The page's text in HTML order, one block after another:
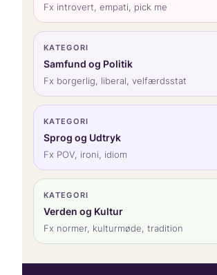
Fx introvert, empati, pick me
KATEGORI
Samfund og Politik
Fx borgerlig, liberal, velfærdsstat
KATEGORI
Sprog og Udtryk
Fx POV, ironi, idiom
KATEGORI
Verden og Kultur
Fx normer, kulturmøde, tradition